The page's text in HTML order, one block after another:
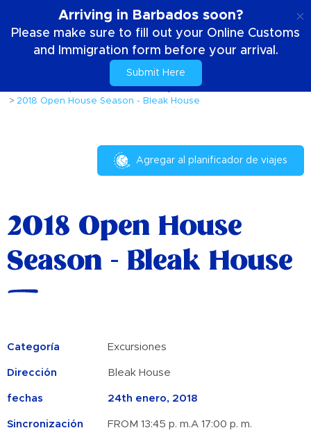
Arriving in Barbados soon?
Please make sure to fill out your Online Customs
and Immigration form before your arrival.
Submit Here
Cosas para hacer
Eventos y festivales
2018 Open House Season - Bleak House
Agregar al planificador de viajes
2018 Open House
Season - Bleak House
Categoría Excursiones
Dirección Bleak House
fechas 24th enero, 2018
Sincronización FROM 13:45 p. m.A 17:00 p. m.